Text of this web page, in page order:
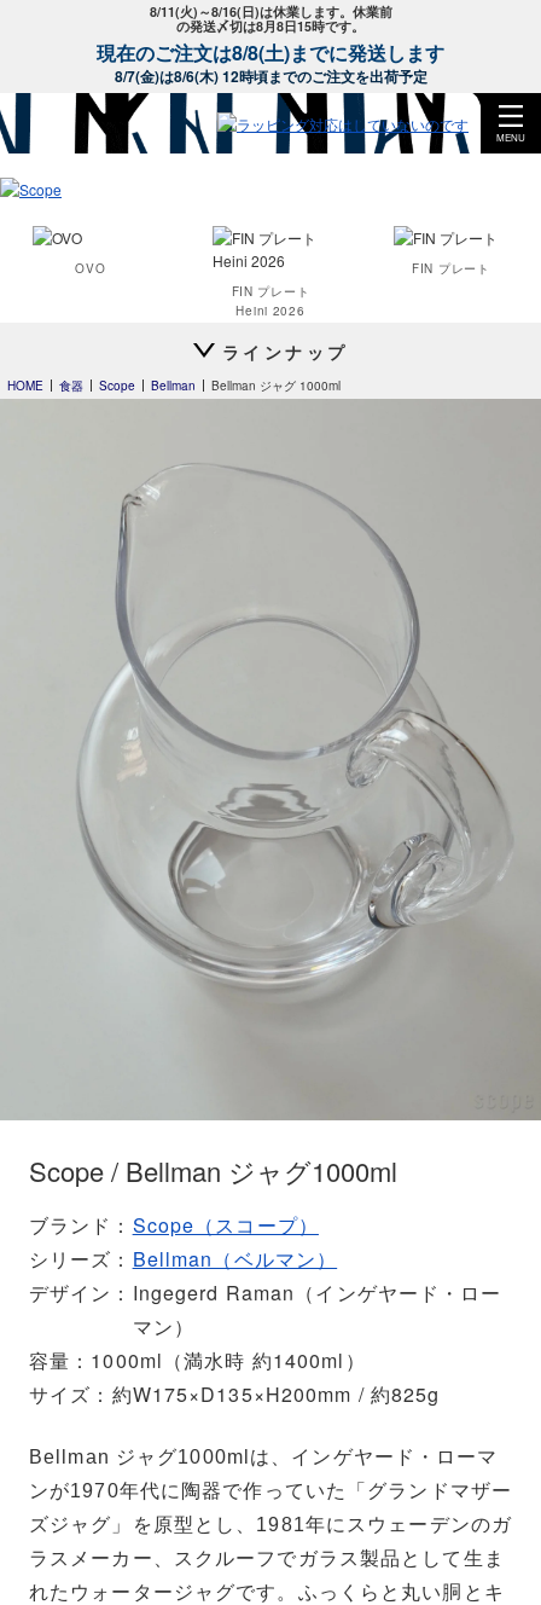
8/11(火)～8/16(日)は休業します。休業前
の発送〆切は8月8日15時です。
現在のご注文は8/8(土)までに発送します
8/7(金)は8/6(木) 12時頃までのご注文を出荷予定
MENU
OVO
FIN プレート
Heini 2026
FIN プレート
house towel
タンブラー
スコープ特注
Clouds
24h Avec
24h Avec
プレート26cm
プレート 12cm
Teema
プレート 15cm
ラインナップ
HOME 食器 Scope Bellman Bellman ジャグ 1000ml
Scope / Bellman ジャグ1000ml
ブランド
Scope（スコープ）
シリーズ
Bellman（ベルマン）
デザイン
Ingegerd Raman（インゲヤード・ロー
マン）
容量
1000ml（満水時 約1400ml）
サイズ
約W175×D135×H200mm / 約825g
Bellman ジャグ1000mlは、インゲヤード・ローマ
ンが1970年代に陶器で作っていた「グランドマザー
ズジャグ」を原型とし、1981年にスウェーデンのガ
ラスメーカー、スクルーフでガラス製品として生ま
れたウォータージャグです。ふっくらと丸い胴とキ